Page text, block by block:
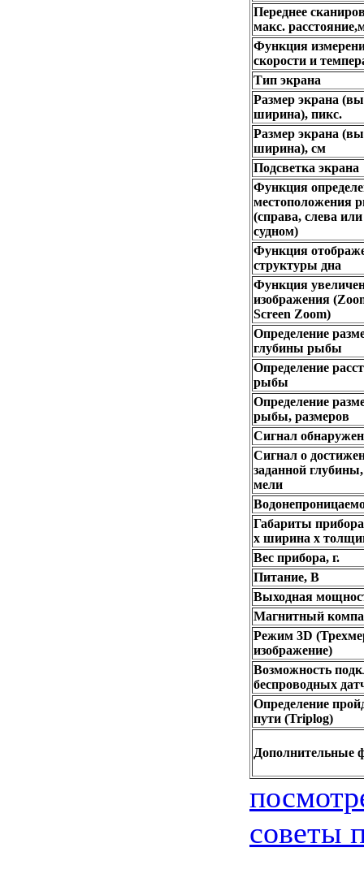
Переднее
макс.
Функция
скорости и
Тип экрана
Размер экрана
ширина), пикс.
Размер экрана
ширина), см
Подсветка экрана
Функция
местоположения
(справа, слева
судном)
Функция
структуры дна
Функция
изображения
Screen Zoom)
Определение
глубины рыбы
Определение
рыбы
Определение
рыбы, размеров
Сигнал
Сигнал о
заданной
мели
Габариты
х ширина х
Вес прибора, г.
Питание, В
Выходная
Магнитный
Режим 3D
изображение)
Возможность
беспроводных
Определение
пути (Triplog)
Дополнительные
советы